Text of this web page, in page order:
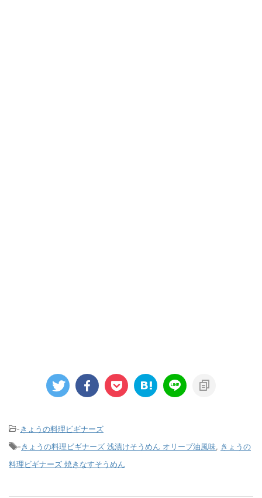
-きょうの料理ビギナーズ
-きょうの料理ビギナーズ 浅漬けそうめん オリーブ油風味
きょうの
料理ビギナーズ 焼きなすそうめん